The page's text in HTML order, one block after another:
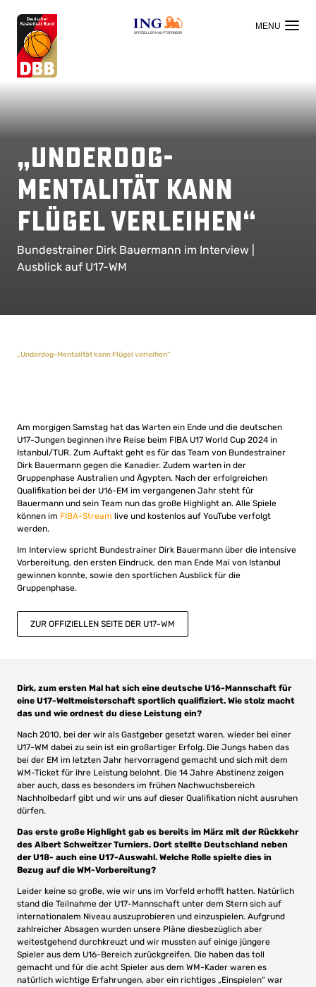
OFFIZIELLER HAUPTSPONSOR
„Underdog-
Mentalität kann
Flügel verleihen“
Bundestrainer Dirk Bauermann im Interview |
Ausblick auf U17-WM
„Underdog-Mentalität kann Flügel verleihen“
Am morgigen Samstag hat das Warten ein Ende und die deutschen
U17-Jungen beginnen ihre Reise beim FIBA U17 World Cup 2024 in
Istanbul/TUR. Zum Auftakt geht es für das Team von Bundestrainer
Dirk Bauermann gegen die Kanadier. Zudem warten in der
Gruppenphase Australien und Ägypten. Nach der erfolgreichen
Qualifikation bei der U16-EM im vergangenen Jahr steht für
Bauermann und sein Team nun das große Highlight an. Alle Spiele
können im FIBA-Stream live und kostenlos auf YouTube verfolgt
werden.
Im Interview spricht Bundestrainer Dirk Bauermann über die intensive
Vorbereitung, den ersten Eindruck, den man Ende Mai von Istanbul
gewinnen konnte, sowie den sportlichen Ausblick für die
Gruppenphase.
ZUR OFFIZIELLEN SEITE DER U17-WM
Dirk, zum ersten Mal hat sich eine deutsche U16-Mannschaft für
eine U17-Weltmeisterschaft sportlich qualifiziert. Wie stolz macht
das und wie ordnest du diese Leistung ein?
Nach 2010, bei der wir als Gastgeber gesetzt waren, wieder bei einer
U17-WM dabei zu sein ist ein großartiger Erfolg. Die Jungs haben das
bei der EM im letzten Jahr hervorragend gemacht und sich mit dem
WM-Ticket für ihre Leistung belohnt. Die 14 Jahre Abstinenz zeigen
aber auch, dass es besonders im frühen Nachwuchsbereich
Nachholbedarf gibt und wir uns auf dieser Qualifikation nicht ausruhen
dürfen.
Das erste große Highlight gab es bereits im März mit der Rückkehr
des Albert Schweitzer Turniers. Dort stellte Deutschland neben
der U18- auch eine U17-Auswahl. Welche Rolle spielte dies in
Bezug auf die WM-Vorbereitung?
Leider keine so große, wie wir uns im Vorfeld erhofft hatten. Natürlich
stand die Teilnahme der U17-Mannschaft unter dem Stern sich auf
internationalem Niveau auszuprobieren und einzuspielen. Aufgrund
zahlreicher Absagen wurden unsere Pläne diesbezüglich aber
weitestgehend durchkreuzt und wir mussten auf einige jüngere
Spieler aus dem U16-Bereich zurückgreifen. Die haben das toll
gemacht und für die acht Spieler aus dem WM-Kader waren es
natürlich wichtige Erfahrungen, aber ein richtiges „Einspielen“ war